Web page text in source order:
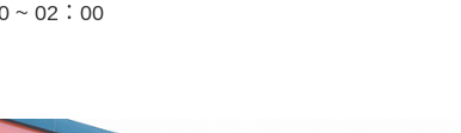
~ 02：00